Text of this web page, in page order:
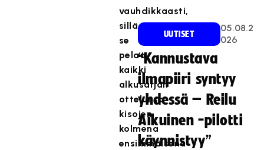
vauhdikkaasti,
sillä
se
pelaa
kaikki
alkusarjan
ottelunsa
kisojen
kolmena
ensimmäisenä
UUTISET
05.08.2
026
“Kannustava
ilmapiiri syntyy
yhdessä – Reilu
Aikuinen -pilotti
käynnistyy”